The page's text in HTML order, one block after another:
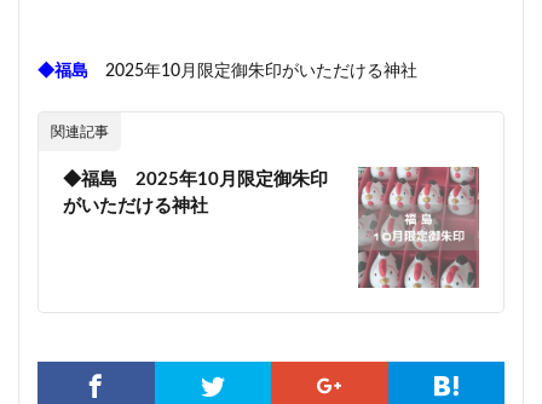
◆福島 2025年10月限定御朱印がいただける神社
関連記事
◆福島 2025年10月限定御朱印
がいただける神社